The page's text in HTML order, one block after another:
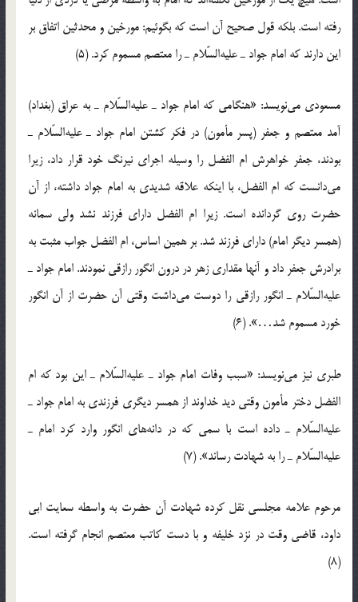
رفته است. بلکه قول صحیح آن است که بگوئیم: مورخین و محدثین اتفاق بر
این دارند که امام جواد ـ علیه‌السّلام ـ را معتصم مسموم کرد. (5)
مسعودی می‌نویسد: «هنگامی که امام جواد ـ علیه‌السّلام ـ به عراق (بغداد)
آمد معتصم و جعفر (پسر مأمون) در فکر کشتن امام جواد ـ علیه‌السّلام ـ
بودند، جعفر خواهرش ام الفضل را وسیله اجرای نیرنگ خود قرار داد، زیرا
می‌دانست که ام الفضل، با اینکه علاقه شدیدی به امام جواد داشته، از آن
حضرت روی گردانده است. زیرا ام الفضل دارای فرزند نشد ولی سمانه
(همسر دیگر امام) دارای فرزند شد. بر همین اساس، ام الفضل جواب مثبت به
برادرش جعفر داد و آنها مقداری زهر در درون انگور رازقی نمودند. امام جواد ـ
علیه‌السّلام ـ انگور رازقی را دوست می‌داشت وقتی آن حضرت از آن انگور
خورد مسموم شد…». (6)
طبری نیز می‌نویسد: «سبب وفات امام جواد ـ علیه‌السّلام ـ این بود که ام
الفضل دختر مأمون وقتی دید خداوند از همسر دیگری فرزندی به امام جواد ـ
علیه‌السّلام ـ داده است با سمی که در دانه‌های انگور وارد کرد امام ـ
علیه‌السّلام ـ را به شهادت رساند». (7)
مرحوم علامه مجلسی نقل کرده شهادت آن حضرت به واسطه سعایت ابی
داود، قاضی وقت در نزد خلیفه و با دست کاتب معتصم انجام گرفته است.
(8)